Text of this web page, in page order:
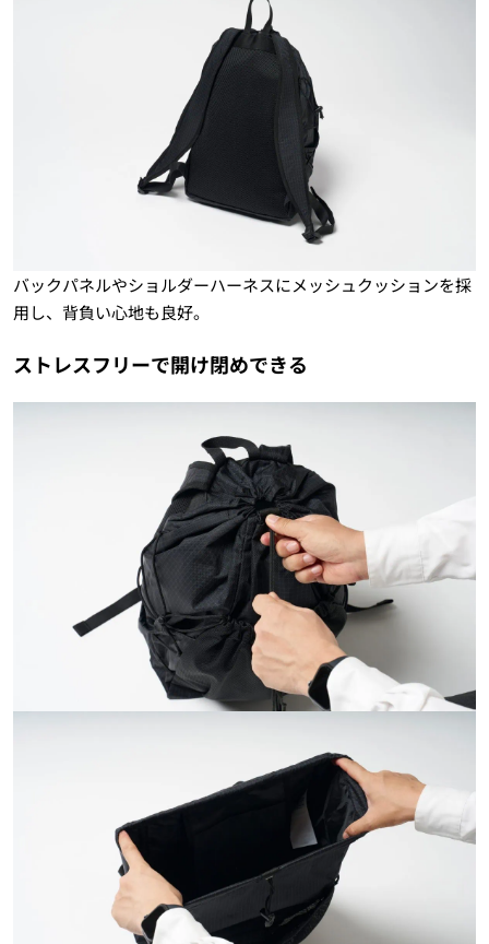
バックパネルやショルダーハーネスにメッシュクッションを採
用し、背負い心地も良好。
ストレスフリーで開け閉めできる